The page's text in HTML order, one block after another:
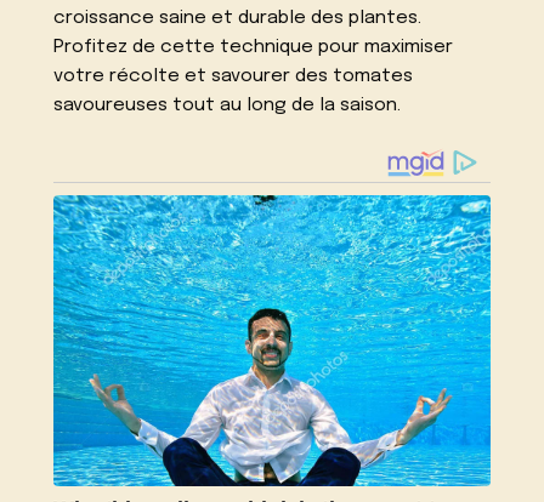
croissance saine et durable des plantes.
Profitez de cette technique pour maximiser
votre récolte et savourer des tomates
savoureuses tout au long de la saison.